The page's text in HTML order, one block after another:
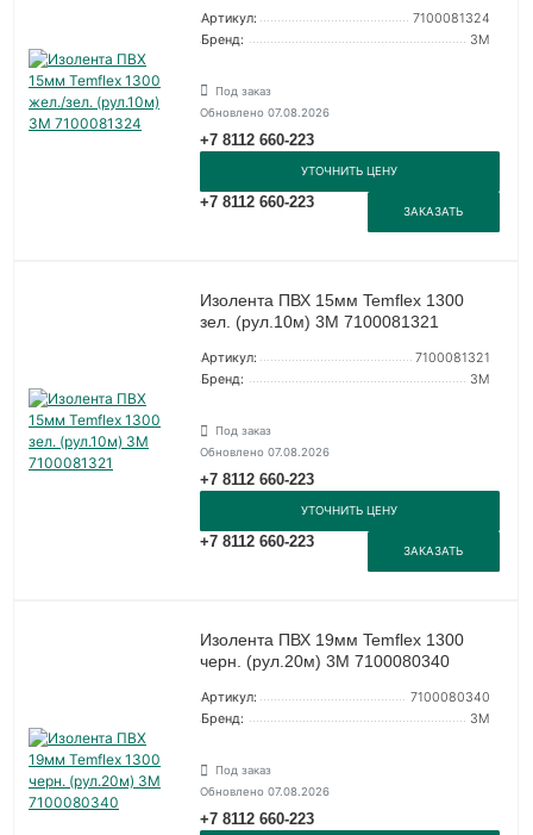
Артикул:
7100081324
Бренд:
3М
Под заказ
Обновлено 07.08.2026
+7 8112 660-223
УТОЧНИТЬ ЦЕНУ
+7 8112 660-223
ЗАКАЗАТЬ
Изолента ПВХ 15мм Temflex 1300
зел. (рул.10м) 3М 7100081321
Артикул:
7100081321
Бренд:
3М
Под заказ
Обновлено 07.08.2026
+7 8112 660-223
УТОЧНИТЬ ЦЕНУ
+7 8112 660-223
ЗАКАЗАТЬ
Изолента ПВХ 19мм Temflex 1300
черн. (рул.20м) 3М 7100080340
Артикул:
7100080340
Бренд:
3М
Под заказ
Обновлено 07.08.2026
+7 8112 660-223